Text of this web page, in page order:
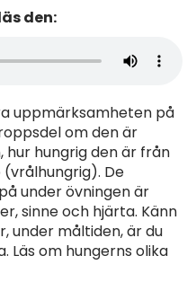
den:
uppmärksamheten på
om den är
hur hungrig den är från
De
under övningen är
sinne och hjärta. Känn
under måltiden, är du
om hungerns olika